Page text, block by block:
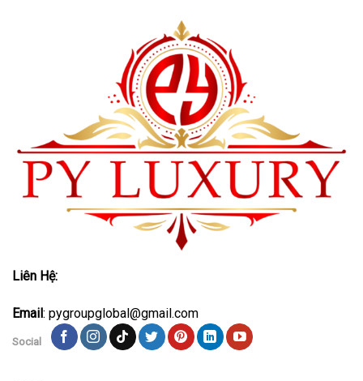
Liên Hệ:
Email: pygroupglobal@gmail.com
Social